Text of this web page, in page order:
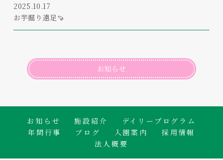
2025.10.17
お芋掘り遠足🍠
お知らせ
お知らせ 施設紹介
デイリープログラム
年間行事
ブログ 入園案内
採用情報
法人概要